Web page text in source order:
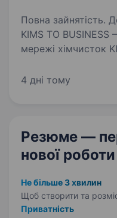
Повна зайнятість.
KIMS TO BUSINESS
мережі хімчисток
за речами. Ми
4 дні тому
Резюме —
нової роботи
Не більше 3 хвилин
Щоб створити та
Приватність